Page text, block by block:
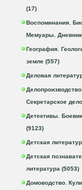
(17)
Воспоминания.
Мемуары.
География.
земле (557)
Деловая
Делопроизводство.
Секретарское
Детективы.
(9123)
Детская
Детская
литература (5053)
Домоводство.